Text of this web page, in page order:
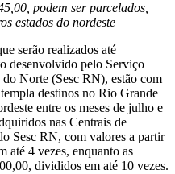
podem ser parcelados,
estados do nordeste
serão realizados até
desenvolvido pelo Serviço
Norte (Sesc RN), estão com
destinos no Rio Grande
entre os meses de julho e
nas Centrais de
Sesc RN, com valores a partir
até 4 vezes, enquanto as
divididos em até 10 vezes.